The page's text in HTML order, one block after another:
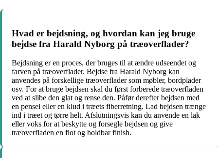
Hvad er bejdsning, og hvordan kan jeg bruge
bejdse fra Harald Nyborg på træoverflader?
Bejdsning er en proces, der bruges til at ændre udseendet og
farven på træoverflader. Bejdse fra Harald Nyborg kan
anvendes på forskellige træoverflader som møbler, bordplader
osv. For at bruge bejdsen skal du først forberede træoverfladen
ved at slibe den glat og rense den. Påfør derefter bejdsen med
en pensel eller en klud i træets fiberretning. Lad bejdsen trænge
ind i træet og tørre helt. Afslutningsvis kan du anvende en lak
eller voks for at beskytte og forsegle bejdsen og give
træoverfladen en flot og holdbar finish.